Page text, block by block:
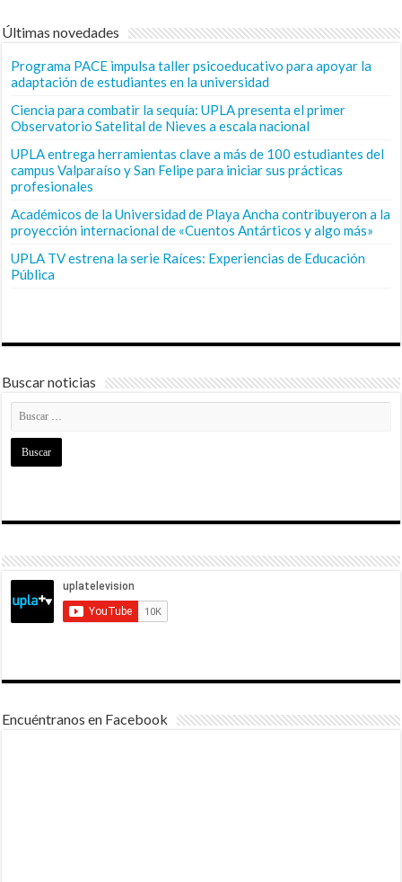
Últimas novedades
Programa PACE impulsa taller psicoeducativo para apoyar la
adaptación de estudiantes en la universidad
Ciencia para combatir la sequía: UPLA presenta el primer
Observatorio Satelital de Nieves a escala nacional
UPLA entrega herramientas clave a más de 100 estudiantes del
campus Valparaíso y San Felipe para iniciar sus prácticas
profesionales
Académicos de la Universidad de Playa Ancha contribuyeron a la
proyección internacional de «Cuentos Antárticos y algo más»
UPLA TV estrena la serie Raíces: Experiencias de Educación
Pública
Buscar noticias
Encuéntranos en Facebook